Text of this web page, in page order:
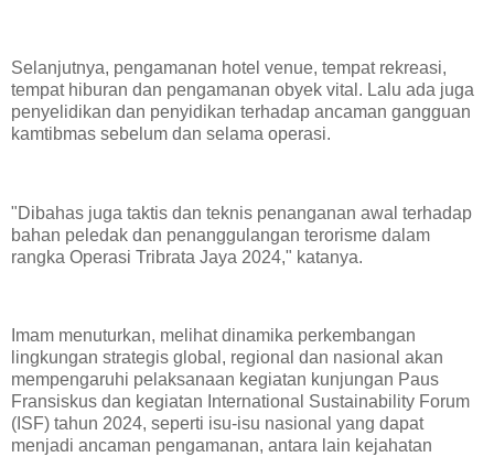
Selanjutnya, pengamanan hotel venue, tempat rekreasi,
tempat hiburan dan pengamanan obyek vital. Lalu ada juga
penyelidikan dan penyidikan terhadap ancaman gangguan
kamtibmas sebelum dan selama operasi.
"Dibahas juga taktis dan teknis penanganan awal terhadap
bahan peledak dan penanggulangan terorisme dalam
rangka Operasi Tribrata Jaya 2024," katanya.
Imam menuturkan, melihat dinamika perkembangan
lingkungan strategis global, regional dan nasional akan
mempengaruhi pelaksanaan kegiatan kunjungan Paus
Fransiskus dan kegiatan International Sustainability Forum
(ISF) tahun 2024, seperti isu-isu nasional yang dapat
menjadi ancaman pengamanan, antara lain kejahatan